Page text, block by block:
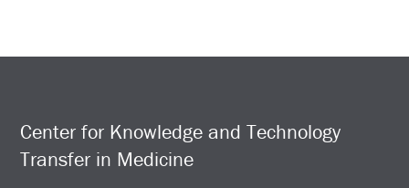
Center for Knowledge and Technology
Transfer in Medicine